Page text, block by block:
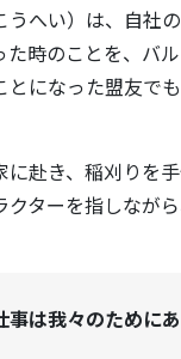
うへい）は、自社
た時のことを、バ
になった盟友で
赴き、稲刈りを手
ターを指しなが
事は我々のために